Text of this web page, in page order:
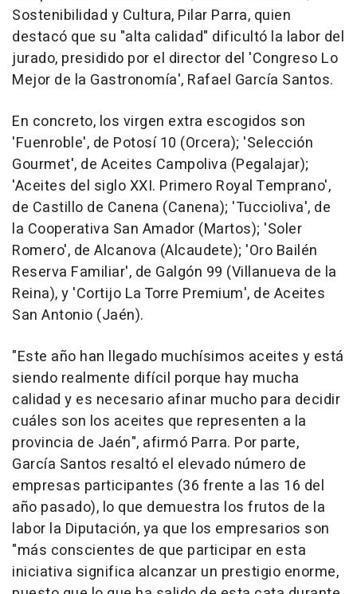
Sostenibilidad y Cultura, Pilar Parra, quien
destacó que su "alta calidad" dificultó la labor del
jurado, presidido por el director del 'Congreso Lo
Mejor de la Gastronomía', Rafael García Santos.
En concreto, los virgen extra escogidos son
'Fuenroble', de Potosí 10 (Orcera); 'Selección
Gourmet', de Aceites Campoliva (Pegalajar);
'Aceites del siglo XXI. Primero Royal Temprano',
de Castillo de Canena (Canena); 'Tuccioliva', de
la Cooperativa San Amador (Martos); 'Soler
Romero', de Alcanova (Alcaudete); 'Oro Bailén
Reserva Familiar', de Galgón 99 (Villanueva de la
Reina), y 'Cortijo La Torre Premium', de Aceites
San Antonio (Jaén).
"Este año han llegado muchísimos aceites y está
siendo realmente difícil porque hay mucha
calidad y es necesario afinar mucho para decidir
cuáles son los aceites que representen a la
provincia de Jaén", afirmó Parra. Por parte,
García Santos resaltó el elevado número de
empresas participantes (36 frente a las 16 del
año pasado), lo que demuestra los frutos de la
labor la Diputación, ya que los empresarios son
"más conscientes de que participar en esta
iniciativa significa alcanzar un prestigio enorme,